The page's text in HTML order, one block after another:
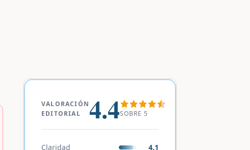
VALORACIÓN
EDITORIAL
4.4SOBRE 5
Claridad
4.1